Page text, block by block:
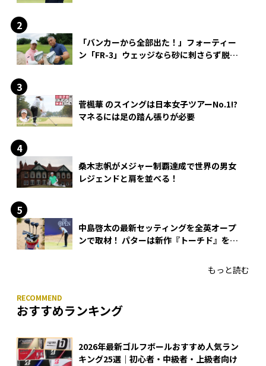
「バンカーから全部出た！」フォーティー
ン「FR-3」ウェッジなら砂に刺さらず脱出
菅楓華 のスイングは日本女子ツアーNo.1!?
マネるには足の踏ん張りが必要
桑木志帆がメジャー制覇達成で世界の男女
レジェンドと肩を並べる！
中島啓太の最新セッティングを全英オープ
ンで取材！ パターは新作『トーチド』を投
もっと読む
おすすめランキング
2026年最新ゴルフボールおすすめ人気ラン
キング25選｜初心者・中級者・上級者向け